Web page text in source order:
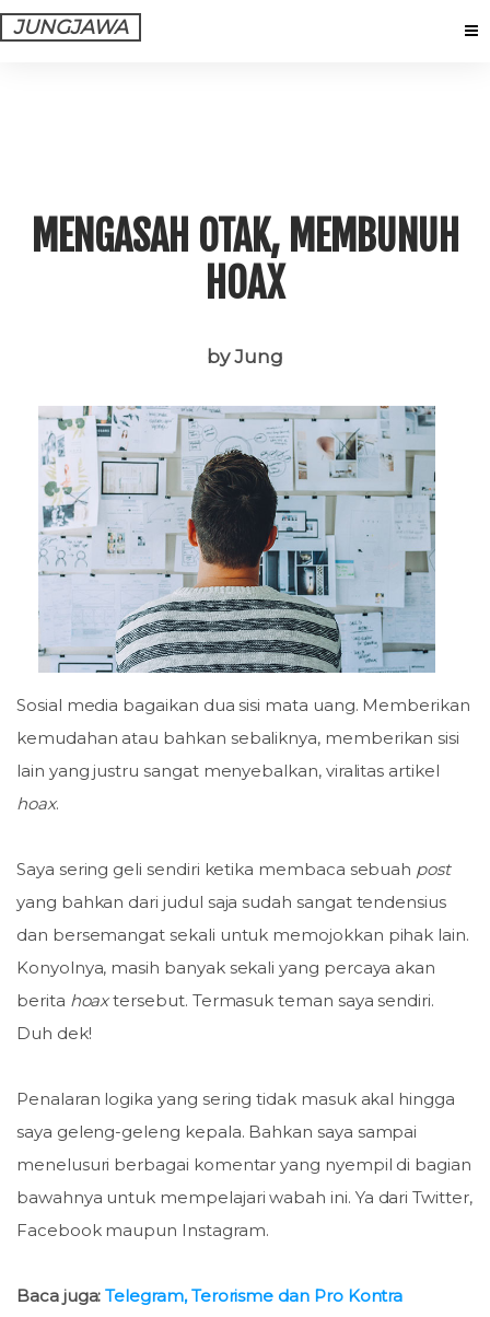
JUNGJAWA
MENGASAH OTAK, MEMBUNUH
HOAX
by Jung
Sosial media bagaikan dua sisi mata uang. Memberikan
kemudahan atau bahkan sebaliknya, memberikan sisi
lain yang justru sangat menyebalkan, viralitas artikel
hoax.
Saya sering geli sendiri ketika membaca sebuah post
yang bahkan dari judul saja sudah sangat tendensius
dan bersemangat sekali untuk memojokkan pihak lain.
Konyolnya, masih banyak sekali yang percaya akan
berita hoaxtersebut. Termasuk teman saya sendiri.
Duh dek!
Penalaran logika yang sering tidak masuk akal hingga
saya geleng-geleng kepala. Bahkan saya sampai
menelusuri berbagai komentar yang nyempil di bagian
bawahnya untuk mempelajari wabah ini. Ya dari Twitter,
Facebook maupun Instagram.
Baca juga:Telegram, Terorisme dan Pro Kontra